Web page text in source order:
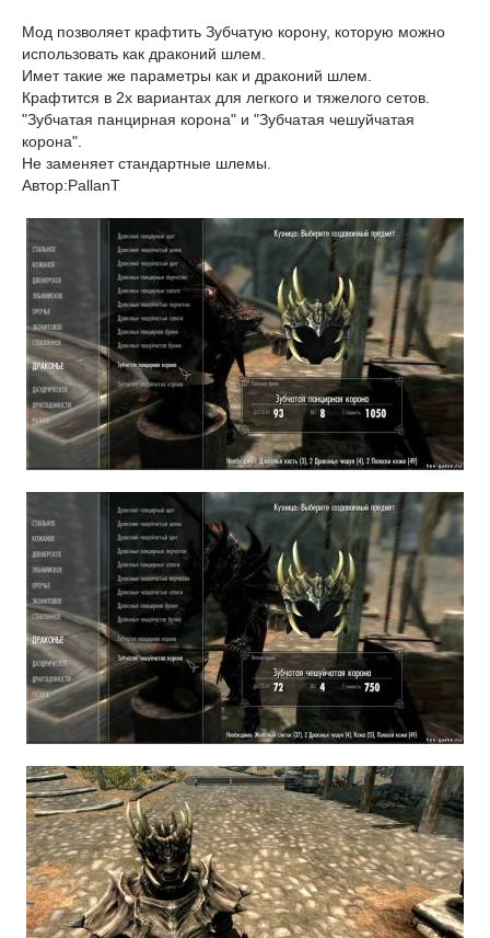
Мод позволяет крафтить Зубчатую корону, которую можно
использовать как драконий шлем.
Имет такие же параметры как и драконий шлем.
Крафтится в 2х вариантах для легкого и тяжелого сетов.
"Зубчатая панцирная корона" и "Зубчатая чешуйчатая
корона".
Не заменяет стандартные шлемы.
Автор:PallanT